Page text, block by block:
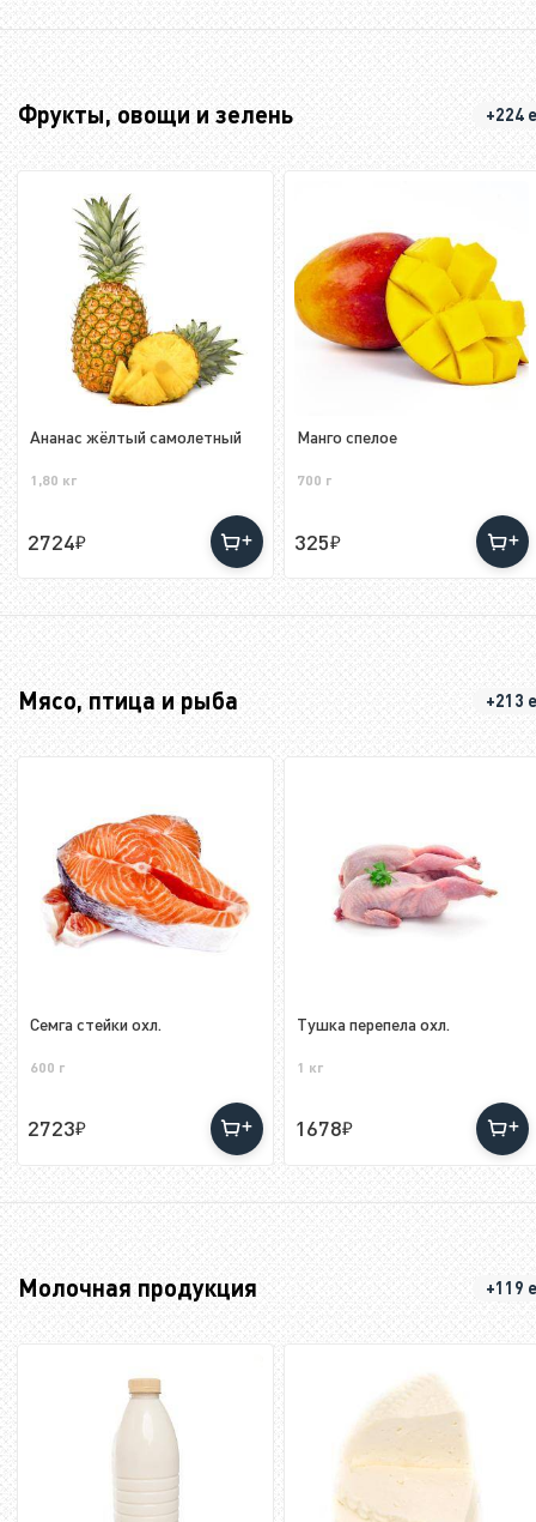
Фрукты, овощи и зелень +224
Ананас жёлтый самолетный
1,80 кг
2724
Манго спелое
700 г
325
Мясо, птица и рыба +213
Семга стейки охл.
600 г
2723
Тушка перепела охл.
1 кг
1678
Молочная продукция +119